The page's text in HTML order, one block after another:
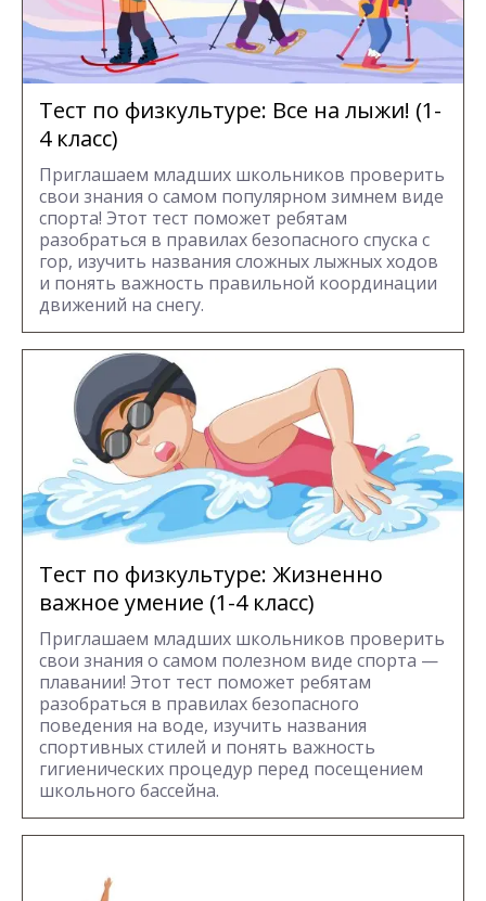
Тест по физкультуре: Все на лыжи! (1-
4 класс)
Приглашаем младших школьников проверить
свои знания о самом популярном зимнем виде
спорта! Этот тест поможет ребятам
разобраться в правилах безопасного спуска с
гор, изучить названия сложных лыжных ходов
и понять важность правильной координации
движений на снегу.
Тест по физкультуре: Жизненно
важное умение (1-4 класс)
Приглашаем младших школьников проверить
свои знания о самом полезном виде спорта —
плавании! Этот тест поможет ребятам
разобраться в правилах безопасного
поведения на воде, изучить названия
спортивных стилей и понять важность
гигиенических процедур перед посещением
школьного бассейна.